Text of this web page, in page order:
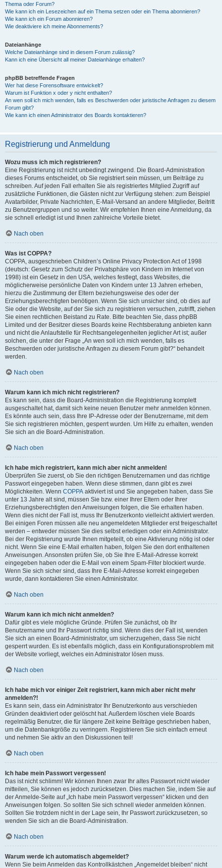
Thema oder Forum?
Wie kann ich ein Lesezeichen auf ein Thema setzen oder ein Thema abonnieren?
Wie kann ich ein Forum abonnieren?
Wie deaktiviere ich meine Abonnements?
Dateianhänge
Welche Dateianhänge sind in diesem Forum zulässig?
Kann ich eine Übersicht all meiner Dateianhänge erhalten?
phpBB betreffende Fragen
Wer hat diese Forensoftware entwickelt?
Warum ist Funktion x oder y nicht enthalten?
An wen soll ich mich wenden, falls es Beschwerden oder juristische Anfragen zu diesem
Forum gibt?
Wie kann ich einen Administrator des Boards kontaktieren?
Registrierung und Anmeldung
Wozu muss ich mich registrieren?
Eine Registrierung ist nicht unbedingt zwingend. Die Board-Administration
dieses Forums entscheidet, ob Sie registriert sein müssen, um Beiträge zu
schreiben. Auf jeden Fall erhalten Sie als registriertes Mitglied Zugriff auf
zusätzliche Funktionen, die Gästen nicht zur Verfügung stehen: zum Beispiel
Avatarbilder, Private Nachrichten, E-Mail-Versand an andere Mitglieder, Beitritt
zu Benutzergruppen und so weiter. Wir empfehlen Ihnen eine Anmeldung, da
sie schnell erledigt ist und Ihnen zahlreiche Vorteile bietet.
Nach oben
Was ist COPPA?
COPPA, ausgeschrieben Children’s Online Privacy Protection Act of 1998
(deutsch: Gesetz zum Schutz der Privatsphäre von Kindern im Internet von
1998) ist ein Gesetz in den USA, welches festlegt, dass Websites, die
möglicherweise persönliche Daten von Kindern unter 13 Jahren erheben,
hierzu die Zustimmung der Eltern beziehungsweise des oder der
Erziehungsberechtigten benötigen. Wenn Sie sich unsicher sind, ob dies auf
Sie oder die Website, auf der Sie sich zu registrieren versuchen, zutrifft, ziehen
Sie einen rechtlichen Beistand zu Rate. Bitte beachten Sie, dass phpBB
Limited und der Besitzer dieses Boards keine Rechtsberatung anbieten kann
und nicht die Anlaufstelle für Rechtsangelegenheiten jeglicher Art ist; außer
solchen, die unter der Frage „An wen soll ich mich wenden, falls es
Beschwerden oder juristische Anfragen zu diesem Forum gibt?“ behandelt
werden.
Nach oben
Warum kann ich mich nicht registrieren?
Es kann sein, dass die Board-Administration die Registrierung komplett
ausgeschaltet hat, damit sich keine neuen Benutzer mehr anmelden können.
Es könnte auch sein, dass Ihre IP-Adresse oder der Benutzername, mit dem
Sie sich registrieren möchten, gesperrt wurden. Um Hilfe zu erhalten, wenden
Sie sich an die Board-Administration.
Nach oben
Ich habe mich registriert, kann mich aber nicht anmelden!
Überprüfen Sie zuerst, ob Sie den richtigen Benutzernamen und das richtige
Passwort eingegeben haben. Wenn diese stimmen, dann gibt es zwei
Möglichkeiten. Wenn COPPA aktiviert ist und Sie angegeben haben, dass Sie
unter 13 Jahre alt sind, müssen Sie bzw. einer Ihrer Eltern oder Ihrer
Erziehungsberechtigten den Anweisungen folgen, die Sie erhalten haben.
Wenn dies nicht der Fall ist, muss Ihr Benutzerkonto vielleicht aktiviert werden.
Bei einigen Foren müssen alle neu angemeldeten Mitglieder erst freigeschaltet
werden – entweder müssen Sie dies selbst erledigen oder ein Administrator.
Bei der Registrierung wurde Ihnen mitgeteilt, ob eine Aktivierung nötig ist oder
nicht. Wenn Sie eine E-Mail erhalten haben, folgen Sie den dort enthaltenen
Anweisungen. Ansonsten prüfen Sie, ob Sie Ihre E-Mail-Adresse korrekt
eingegeben haben oder die E-Mail von einem Spam-Filter blockiert wurde.
Wenn Sie sich sicher sind, dass Ihre E-Mail-Adresse korrekt eingegeben
wurde, dann kontaktieren Sie einen Administrator.
Nach oben
Warum kann ich mich nicht anmelden?
Dafür gibt es viele mögliche Gründe. Prüfen Sie zunächst, ob Ihr
Benutzername und Ihr Passwort richtig sind. Wenn dies der Fall ist, wenden
Sie sich an einen Board-Administrator, um sicherzugehen, dass Sie nicht
gesperrt wurden. Es ist ebenfalls möglich, dass ein Konfigurationsproblem mit
der Website vorliegt, welches ein Administrator lösen muss.
Nach oben
Ich habe mich vor einiger Zeit registriert, kann mich aber nicht mehr
anmelden?!
Es kann sein, dass ein Administrator Ihr Benutzerkonto aus verschieden
Gründen deaktiviert oder gelöscht hat. Außerdem löschen viele Boards
regelmäßig Benutzer, die für längere Zeit keine Beiträge geschrieben haben,
um die Datenbankgröße zu verringern. Registrieren Sie sich einfach erneut
und nehmen Sie aktiv an den Diskussionen teil!
Nach oben
Ich habe mein Passwort vergessen!
Das ist nicht schlimm! Wir können Ihnen zwar Ihr altes Passwort nicht wieder
mitteilen, Sie können es jedoch zurücksetzen. Dies machen Sie, indem Sie auf
der Anmelde-Seite auf „Ich habe mein Passwort vergessen“ klicken und den
Anweisungen folgen. So sollten Sie sich schnell wieder anmelden können.
Sollten Sie trotzdem nicht in der Lage sein, Ihr Passwort zurückzusetzen, so
wenden Sie sich an die Board-Administration.
Nach oben
Warum werde ich automatisch abgemeldet?
Wenn Sie beim Anmelden das Kontrollkästchen „Angemeldet bleiben“ nicht